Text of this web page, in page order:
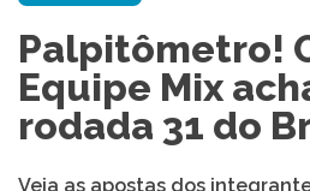
Palpitômetro!
Equipe Mix
rodada 31 do
Veja as apostas dos